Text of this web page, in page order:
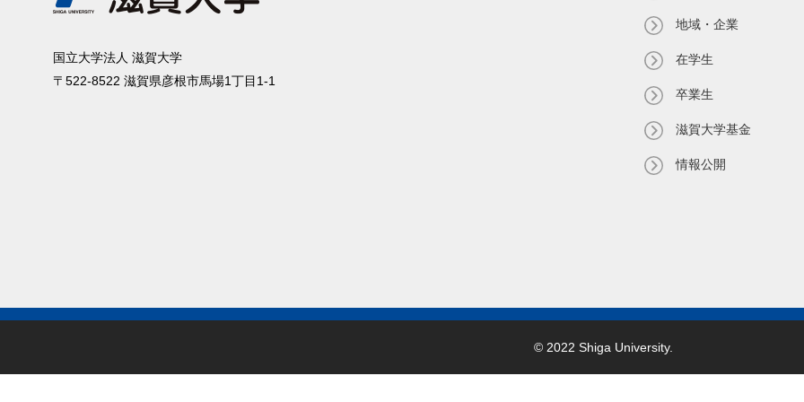
国⽴⼤学法⼈ 滋賀⼤学
〒522-8522 滋賀県彦根市⾺場1丁⽬1-1
地域・企業
在学生
卒業生
滋賀大学基金
情報公開
© 2022 Shiga University.